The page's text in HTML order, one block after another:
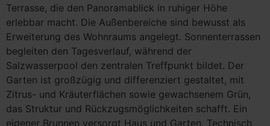
Terrasse, die den Panoramablick in ruhiger Höhe
erlebbar macht. Die Außenbereiche sind bewusst als
Erweiterung des Wohnraums angelegt. Sonnenterrassen
begleiten den Tagesverlauf, während der
Salzwasserpool den zentralen Treffpunkt bildet. Der
Garten ist großzügig und differenziert gestaltet, mit
Zitrus- und Kräuterflächen sowie gewachsenem Grün,
das Struktur und Rückzugsmöglichkeiten schafft. Ein
eigener Brunnen versorgt Haus und Garten. Technisch